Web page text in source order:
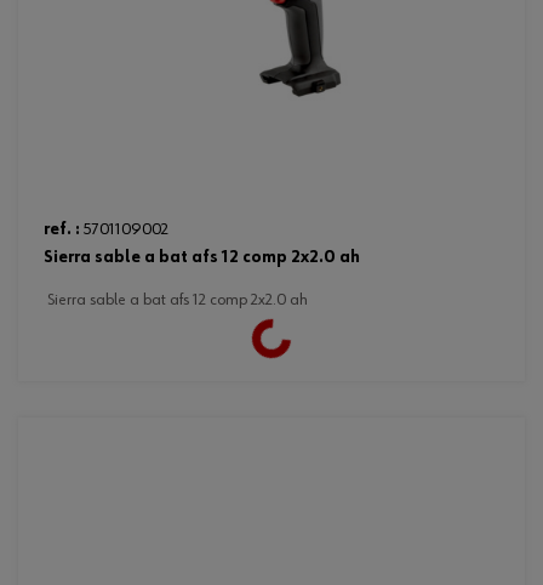
ref. : 5701109002
sierra sable a bat afs 12 comp 2x2.0 ah
sierra sable a bat afs 12 comp 2x2.0 ah
Loading...